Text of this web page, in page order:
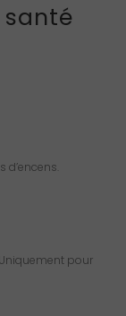
santé
pour